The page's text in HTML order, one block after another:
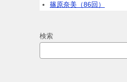
篠原奈美（86回）
検索